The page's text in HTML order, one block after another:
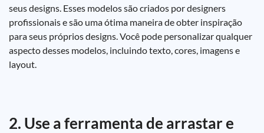
seus designs. Esses modelos são criados por designers
profissionais e são uma ótima maneira de obter inspiração
para seus próprios designs. Você pode personalizar qualquer
aspecto desses modelos, incluindo texto, cores, imagens e
layout.
2. Use a ferramenta de arrastar e